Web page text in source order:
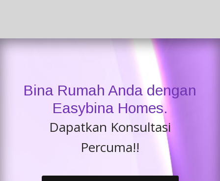
Bina Rumah Anda dengan
Easybina Homes.
Dapatkan Konsultasi
Percuma!!